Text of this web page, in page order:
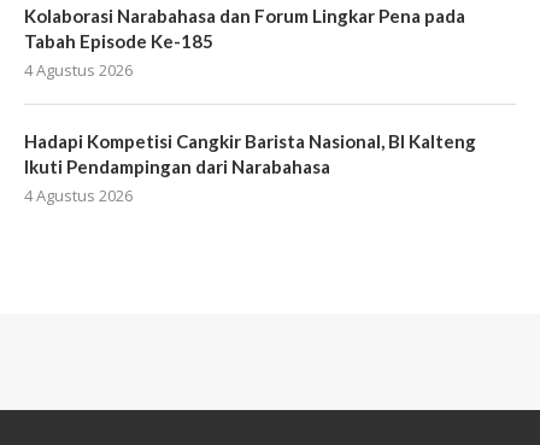
Kolaborasi Narabahasa dan Forum Lingkar Pena pada
Tabah Episode Ke-185
4 Agustus 2026
Hadapi Kompetisi Cangkir Barista Nasional, BI Kalteng
Ikuti Pendampingan dari Narabahasa
4 Agustus 2026